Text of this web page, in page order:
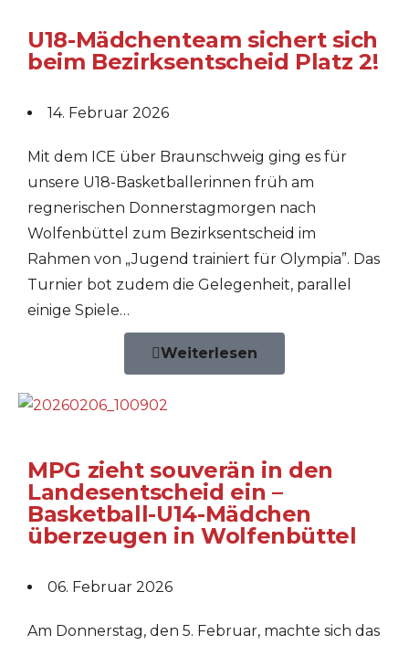
U18-Mädchenteam sichert sich
beim Bezirksentscheid Platz 2!
14. Februar 2026
Mit dem ICE über Braunschweig ging es für
unsere U18-Basketballerinnen früh am
regnerischen Donnerstagmorgen nach
Wolfenbüttel zum Bezirksentscheid im
Rahmen von „Jugend trainiert für Olympia”. Das
Turnier bot zudem die Gelegenheit, parallel
einige Spiele…
Weiterlesen
MPG zieht souverän in den
Landesentscheid ein –
Basketball-U14-Mädchen
überzeugen in Wolfenbüttel
06. Februar 2026
Am Donnerstag, den 5. Februar, machte sich das